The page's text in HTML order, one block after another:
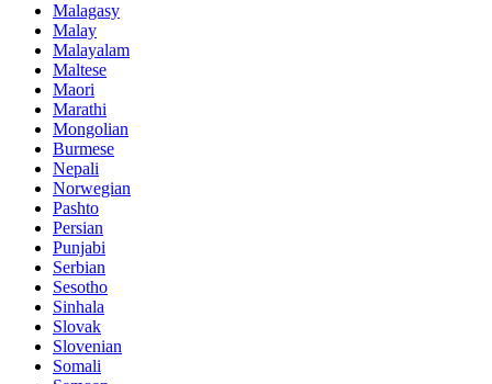
Malagasy
Malay
Malayalam
Maltese
Maori
Marathi
Mongolian
Burmese
Nepali
Norwegian
Pashto
Persian
Punjabi
Serbian
Sesotho
Sinhala
Slovak
Slovenian
Somali